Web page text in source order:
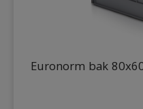
Euronorm bak